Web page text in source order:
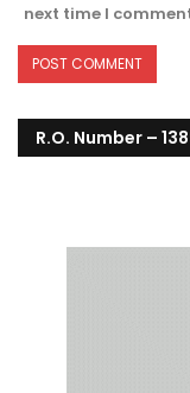
next time I
R.O. Number –